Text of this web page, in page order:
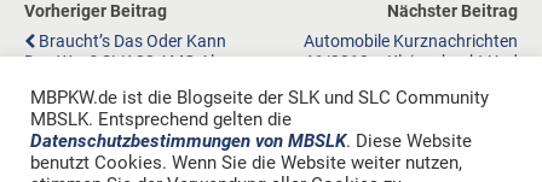
Vorheriger Beitrag
Braucht’s Das Oder Kann
Das Weg? SLK 32 AMG Als
Nächster Beitrag
Automobile Kurznachrichten
46/2018 – Kleingehackt Und
MBPKW.de ist die Blogseite der SLK und SLC Community
MBSLK. Entsprechend gelten die
Datenschutzbestimmungen von MBSLK. Diese Website
benutzt Cookies. Wenn Sie die Website weiter nutzen,